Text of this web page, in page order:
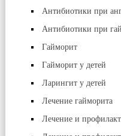
Антибиотики при
Антибиотики при
Гайморит
Гайморит у детей
Ларингит у детей
Лечение гайморита
Лечение и